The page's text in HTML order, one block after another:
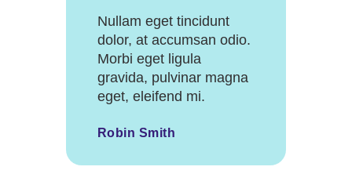
Nullam eget tincidunt
dolor, at accumsan odio.
Morbi eget ligula
gravida, pulvinar magna
eget, eleifend mi.
Robin Smith